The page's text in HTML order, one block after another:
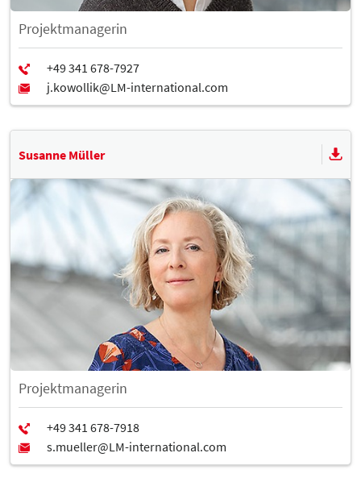
Projektmanagerin
Susanne Müller
Projektmanagerin